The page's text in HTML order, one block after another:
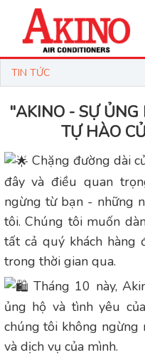
TIN TỨC
"AKINO - SỰ
TỰ HÀO
Chặng đường dài
đây và điều quan
ngừng từ bạn - những
tôi. Chúng tôi muốn
tất cả quý khách hàng
trong thời gian qua.
Tháng 10 này,
ủng hộ và tình yêu
chúng tôi không ngừng
và dịch vụ của mình.